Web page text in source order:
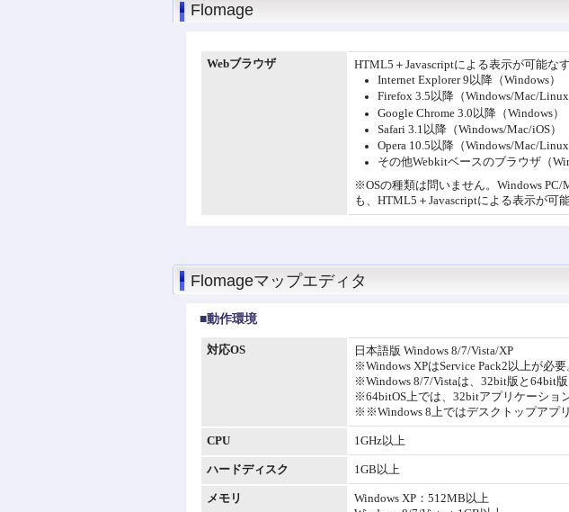
Flomage
Webブラウザ
HTML5＋Javascriptによる表示が可能な
Internet Explorer 9以降（Windows）
Firefox 3.5以降（Windows/Mac/Linux
Google Chrome 3.0以降（Windows）
Safari 3.1以降（Windows/Mac/iOS）
Opera 10.5以降（Windows/Mac/Linux
その他Webkitベースのブラウザ（
※OSの種類は問いません。Windows
も、HTML5＋Javascriptによる表示が可
Flomageマップエディタ
■動作環境
対応OS
日本語版 Windows 8/7/Vista/XP
※Windows XPはService Pack2以上が必要
※Windows 8/7/Vistaは、32bit版と64bit版
※64bitOS上では、32bitアプリケーショ
※※Windows 8上ではデスクトップアプ
CPU 1GHz以上
ハードディスク 1GB以上
メモリ
Windows XP：512MB以上